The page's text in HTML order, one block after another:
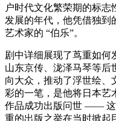
户时代文化繁荣期的标
发展的年代，他凭借独到
艺术家的 “伯乐”。
剧中详细展现了茑重如何
山东京传、泷泽马琴等后
向大众，推动了浮世绘、
彩的一笔，是他将日本艺
作品成功出版问世 —— 这
重的出版之举在当时掀起